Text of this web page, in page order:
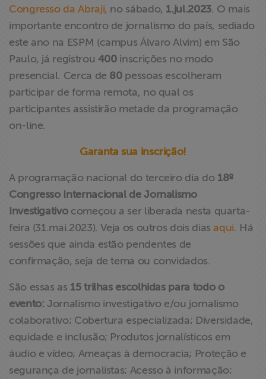
>> Conteúdo
exclusivo para
Assine a nossa
newsletter
Fale Conosco
Congresso da Abraji, no sábado, 1.jul.2023. O mais
importante encontro de jornalismo do país, sediado
este ano na ESPM (campus Álvaro Alvim) em São
Paulo, já registrou 400inscrições no modo
presencial. Cerca de 80pessoas escolheram
participar de forma remota, no qual os
participantes assistirão metade da programação
on-line.
Garanta sua inscrição!
A programação nacional do terceiro dia do 18º
Congresso Internacional de Jornalismo
Investigativo começou a ser liberada nesta quarta-
feira (31.mai.2023). Veja os outros dois diasaqui. Há
sessões que ainda estão pendentes de
confirmação, seja de tema ou convidados.
São essas as 15 trilhas escolhidas para todo o
evento: Jornalismo investigativo e/ou jornalismo
colaborativo; Cobertura especializada; Diversidade,
equidade e inclusão; Produtos jornalísticos em
áudio e vídeo; Ameaças à democracia; Proteção e
segurança de jornalistas; Acesso à informação;